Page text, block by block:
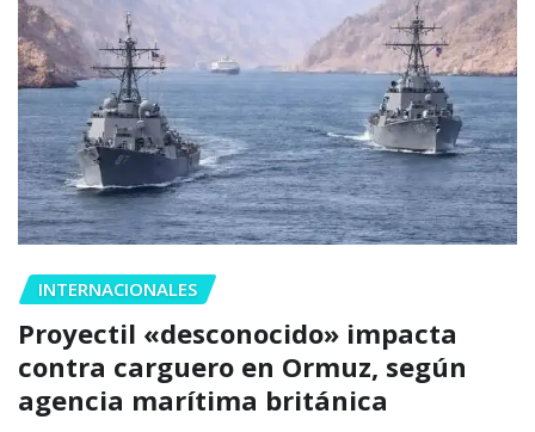
INTERNACIONALES
Proyectil «desconocido» impacta
contra carguero en Ormuz, según
agencia marítima británica